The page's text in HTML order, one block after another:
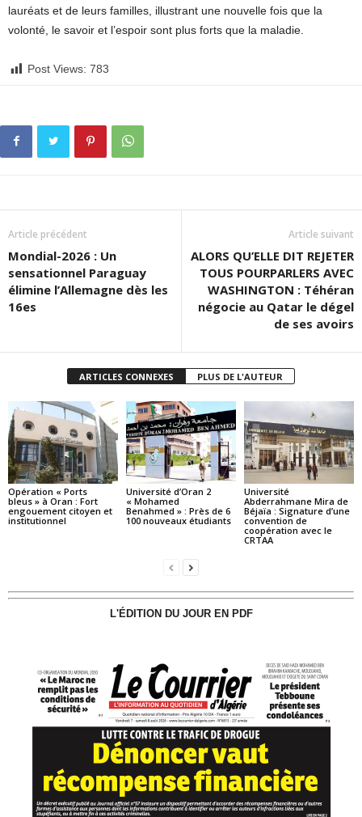
lauréats et de leurs familles, illustrant une nouvelle fois que la
volonté, le savoir et l’espoir sont plus forts que la maladie.
Post Views: 783
Article précédent
Mondial-2026 : Un
sensationnel Paraguay
élimine l’Allemagne dès les
16es
Article suivant
ALORS QU’ELLE DIT REJETER
TOUS POURPARLERS AVEC
WASHINGTON : Téhéran
négocie au Qatar le dégel
de ses avoirs
ARTICLES CONNEXES PLUS DE L'AUTEUR
Opération « Ports
bleus » à Oran : Fort
engouement citoyen et
institutionnel
Université d’Oran 2
« Mohamed
Benahmed » : Près de 6
100 nouveaux étudiants
Université
Abderrahmane Mira de
Béjaïa : Signature d’une
convention de
coopération avec le
CRTAA
L'ÉDITION DU JOUR EN PDF